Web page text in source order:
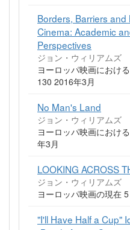
Borders, Barriers
Cinema: Academic
Perspectives
ジョン・ウィリアムズ
ヨーロッパ映画におけ
130 2016年3月
No Man's Land
ジョン・ウィリアムズ
ヨーロッパ映画におけ
年3月
LOOKING ACROSS
ジョン・ウィリアムズ
ヨーロッパ映画の現在
"I'll Have Half a Cup"